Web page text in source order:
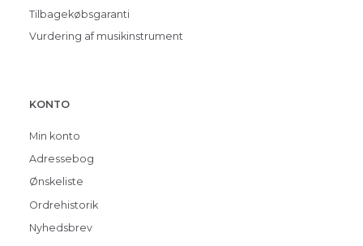
Tilbagekøbsgaranti
Vurdering af musikinstrument
KONTO
Min konto
Adressebog
Ønskeliste
Ordrehistorik
Nyhedsbrev